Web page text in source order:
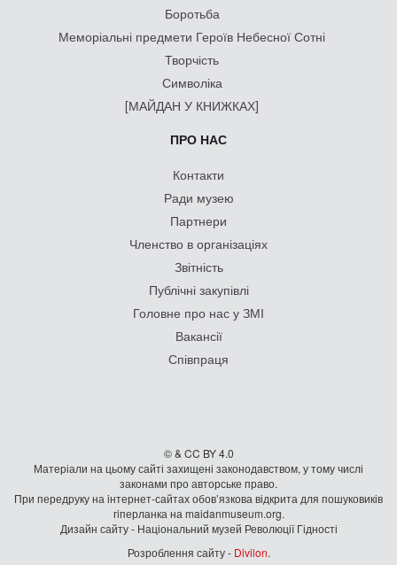
Боротьба
Меморіальні предмети Героїв Небесної Сотні
Творчість
Символіка
[МАЙДАН У КНИЖКАХ]
ПРО НАС
Контакти
Ради музею
Партнери
Членство в організаціях
Звітність
Публічні закупівлі
Головне про нас у ЗМІ
Вакансії
Співпраця
© & CC BY 4.0
Матеріали на цьому сайті захищені законодавством, у тому числі
законами про авторське право.
При передруку на iнтернет-сайтах обов’язкова відкрита для пошуковиків
гiперланка на maidanmuseum.org.
Дизайн сайту - Національний музей Революції Гідності
Розроблення сайту - Divilon.